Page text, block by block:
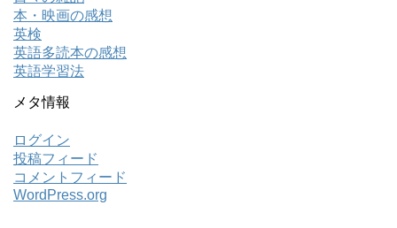
本・映画の感想
英検
英語多読本の感想
英語学習法
メタ情報
ログイン
投稿フィード
コメントフィード
WordPress.org